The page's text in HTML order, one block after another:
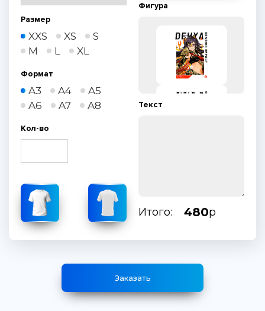
Размер
XXS XS
S
M
L XL
Формат
A3 A4
A5
A6
A7 A8
Кол-во
Фигура
Текст
Итого: 480р